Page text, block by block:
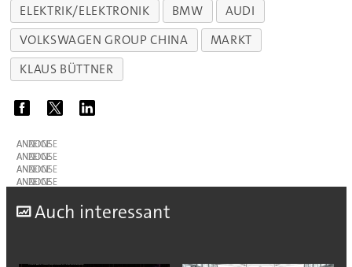
ELEKTRIK/ELEKTRONIK BMW
AUDI
VOLKSWAGEN GROUP CHINA
MARKT
KLAUS BÜTTNER
ANZEIGE
ANZEIGE
ANZEIGE
ANZEIGE
Auch interessant